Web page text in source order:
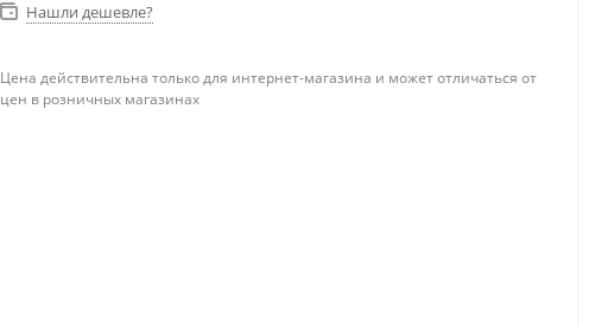
Нашли дешевле?
Цена действительна только для интернет-магазина и может отличаться от
цен в розничных магазинах